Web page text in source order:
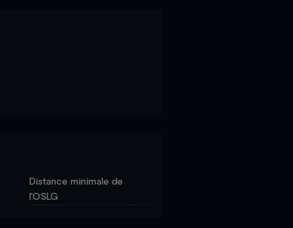
Distance minimale de
l'OSLG